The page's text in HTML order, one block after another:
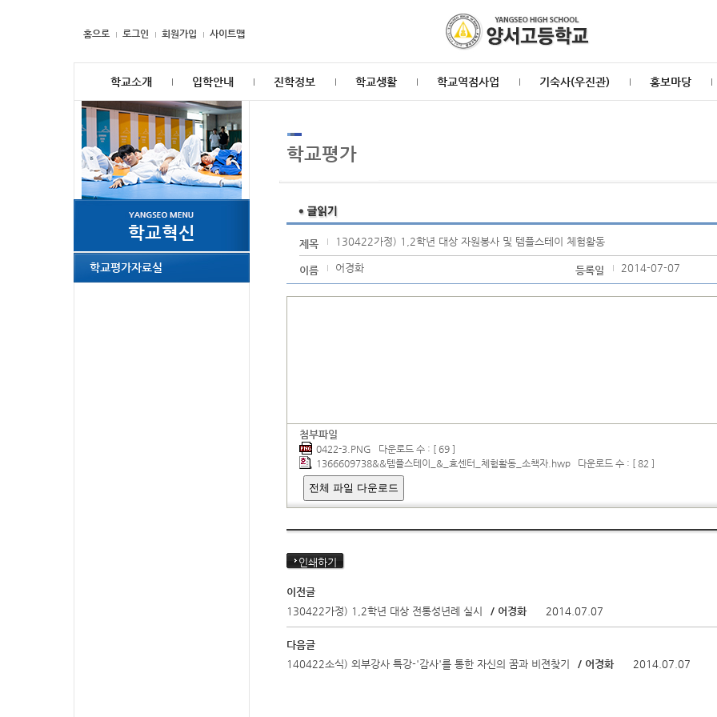
홈으로 로그인 회원가입 사이트맵
학교소개 입학안내 진학정보 학교생활 학교역점사업 기숙사(우진관) 홍보마당
학교혁신
학교평가자료실
학교평가
제목 130422가정) 1,2학년 대상 자원봉사 및 템플스테이 체험활동
이름 어경화 등록일 2014-07-07
첨부파일
0422-3.PNG 다운로드 수 : [ 69 ]
1366609738&&템플스테이_&_효센터_체험활동_소책자.hwp 다운로드 수 : [ 82 ]
전체 파일 다운로드
인쇄하기
이전글
130422가정) 1,2학년 대상 전통성년례 실시
/ 어경화 2014.07.07
다음글
140422소식) 외부강사 특강-'감사'를 통한 자신의 꿈과 비젼찾기
/ 어경화 2014.07.07